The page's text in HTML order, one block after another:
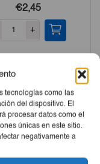
tecnologías como las
del dispositivo. El
procesar datos como el
únicas en este sitio.
negativamente a
€2,45
+